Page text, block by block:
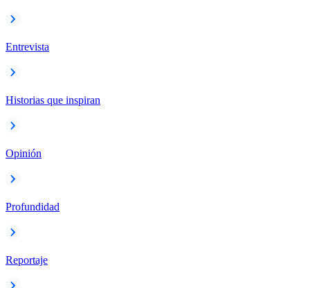
Entrevista
Historias que inspiran
Opinión
Profundidad
Reportaje